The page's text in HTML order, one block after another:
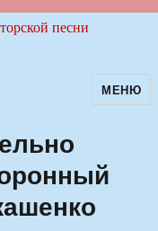
авторскойМЕНЮ